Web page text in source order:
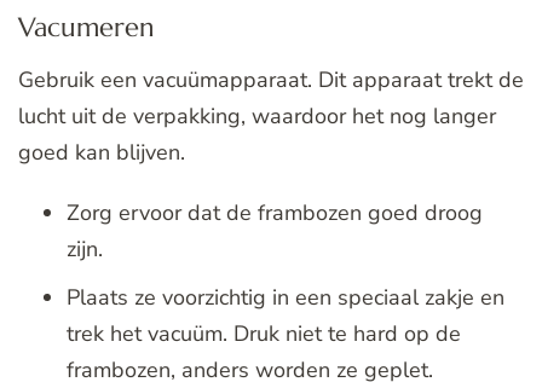
Vacumeren
Gebruik een vacuümapparaat. Dit apparaat trekt de
lucht uit de verpakking, waardoor het nog langer
goed kan blijven.
Zorg ervoor dat de frambozen goed droog
zijn.
Plaats ze voorzichtig in een speciaal zakje en
trek het vacuüm. Druk niet te hard op de
frambozen, anders worden ze geplet.